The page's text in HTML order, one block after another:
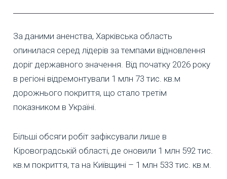
За даними аненства, Харківська область
опинилася серед лідерів за темпами відновлення
доріг державного значення. Від початку 2026 року
в регіоні відремонтували 1 млн 73 тис. кв.м
дорожнього покриття, що стало третім
показником в Україні.
Більші обсяги робіт зафіксували лише в
Кіровоградській області, де оновили 1 млн 592 тис.
кв.м покриття, та на Київщині – 1 млн 533 тис. кв.м.